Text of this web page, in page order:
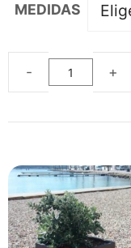
MEDIDAS